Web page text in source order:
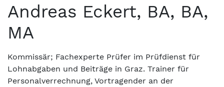
Andreas Eckert, BA, BA,
MA
Kommissär; Fachexperte Prüfer im Prüfdienst für
Lohnabgaben und Beiträge in Graz. Trainer für
Personalverrechnung, Vortragender an der